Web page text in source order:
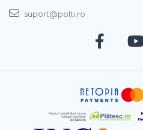
suport@polti.ro